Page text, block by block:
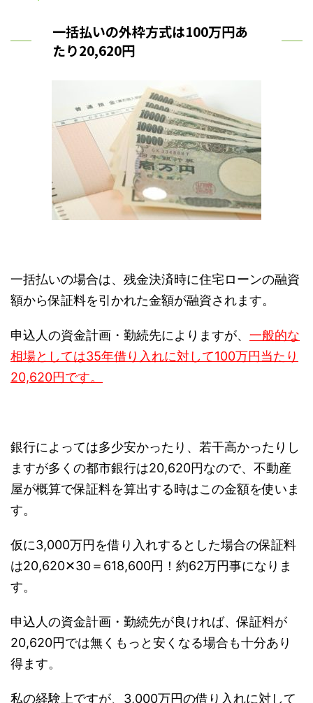
一括払いの外枠方式は100万円あ
たり20,620円
一括払いの場合は、残金決済時に住宅ローンの融資
額から保証料を引かれた金額が融資されます。
申込人の資金計画・勤続先によりますが、 一般的な
相場としては35年借り入れに対して100万円当たり
20,620円です。
銀行によっては多少安かったり、若干高かったりし
ますが多くの都市銀行は20,620円なので、不動産
屋が概算で保証料を算出する時はこの金額を使いま
す。
仮に3,000万円を借り入れするとした場合の保証料
は20,620✕30＝618,600円！約62万円事になりま
す。
申込人の資金計画・勤続先が良ければ、保証料が
20,620円では無くもっと安くなる場合も十分あり
得ます。
私の経験上ですが、3,000万円の借り入れに対して